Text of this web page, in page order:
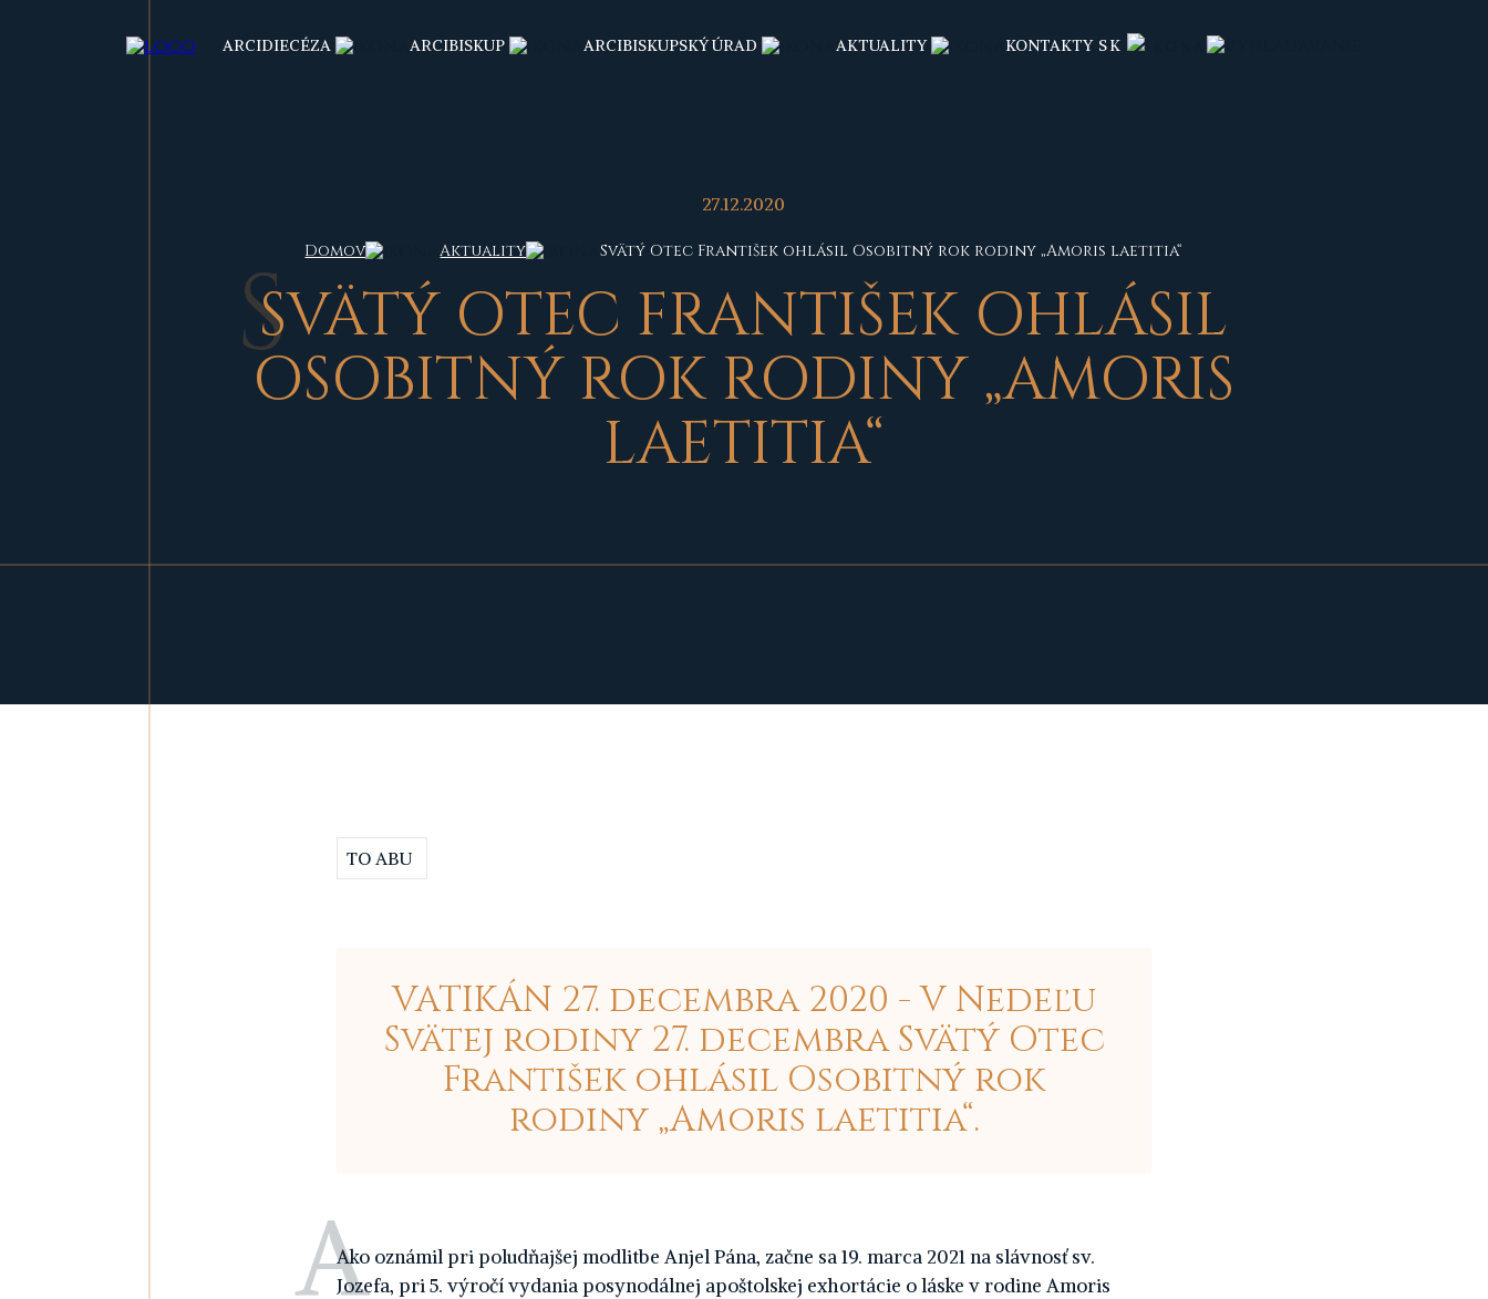
ARCIDIECÉZA ARCIBISKUP ARCIBISKUPSKÝ ÚRAD AKTUALITY KONTAKTY SK
27.12.2020
Domov Aktuality Svätý Otec František ohlásil Osobitný rok rodiny „Amoris laetitia“
SVÄTÝ OTEC FRANTIŠEK OHLÁSIL
OSOBITNÝ ROK RODINY „AMORIS
LAETITIA“
TO ABU
VATIKÁN 27. decembra 2020 - V Nedeľu
Svätej rodiny 27. decembra Svätý Otec
František ohlásil Osobitný rok
rodiny „Amoris laetitia“.
Ako oznámil pri poludňajšej modlitbe Anjel Pána, začne sa 19. marca 2021 na slávnosť sv.
Jozefa, pri 5. výročí vydania posynodálnej apoštolskej exhortácie o láske v rodine Amoris